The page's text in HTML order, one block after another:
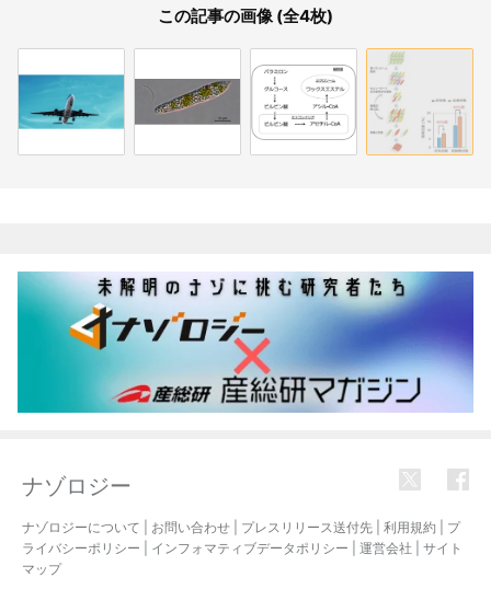
この記事の画像 (全4枚)
ナゾロジー
ナゾロジーについて お問い合わせ プレスリリース送付先 利用規約
プ
ライバシーポリシー
インフォマティブデータポリシー 運営会社
サイト
マップ